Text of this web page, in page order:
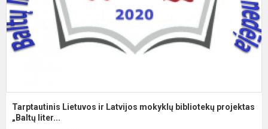
Tarptautinis Lietuvos ir Latvijos mokyklų bibliotekų projektas
„Baltų liter...